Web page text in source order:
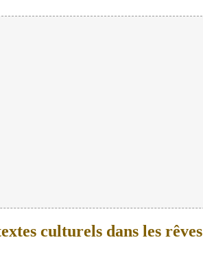
culturels dans les rêves